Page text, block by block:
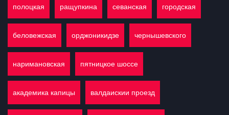
полоцкая ращупкина севанская городская
беловежская орджоникидзе чернышевского
наримановская пятницкое шоссе
академика капицы валдаискии проезд